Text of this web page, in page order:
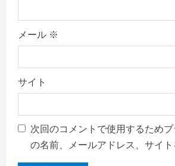
メール ※
サイト
次回のコメントで使用するため
の名前、メールアドレス、サイト